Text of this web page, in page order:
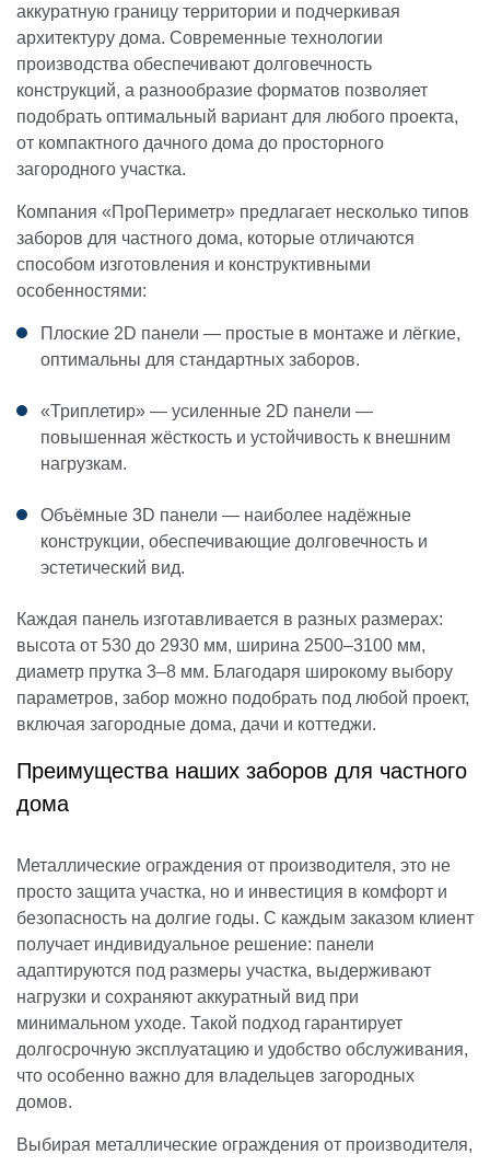
аккуратную границу территории и подчеркивая
архитектуру дома. Современные технологии
производства обеспечивают долговечность
конструкций, а разнообразие форматов позволяет
подобрать оптимальный вариант для любого проекта,
от компактного дачного дома до просторного
загородного участка.
Компания «ПроПериметр» предлагает несколько типов
заборов для частного дома, которые отличаются
способом изготовления и конструктивными
особенностями:
Плоские 2D панели — простые в монтаже и лёгкие,
оптимальны для стандартных заборов.
«Триплетир» — усиленные 2D панели —
повышенная жёсткость и устойчивость к внешним
нагрузкам.
Объёмные 3D панели — наиболее надёжные
конструкции, обеспечивающие долговечность и
эстетический вид.
Каждая панель изготавливается в разных размерах:
высота от 530 до 2930 мм, ширина 2500–3100 мм,
диаметр прутка 3–8 мм. Благодаря широкому выбору
параметров, забор можно подобрать под любой проект,
включая загородные дома, дачи и коттеджи.
Преимущества наших заборов для частного
дома
Металлические ограждения от производителя, это не
просто защита участка, но и инвестиция в комфорт и
безопасность на долгие годы. С каждым заказом клиент
получает индивидуальное решение: панели
адаптируются под размеры участка, выдерживают
нагрузки и сохраняют аккуратный вид при
минимальном уходе. Такой подход гарантирует
долгосрочную эксплуатацию и удобство обслуживания,
что особенно важно для владельцев загородных
домов.
Выбирая металлические ограждения от производителя,